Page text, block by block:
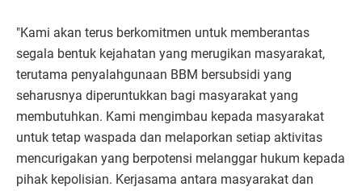
"Kami akan terus berkomitmen untuk memberantas
segala bentuk kejahatan yang merugikan masyarakat,
terutama penyalahgunaan BBM bersubsidi yang
seharusnya diperuntukkan bagi masyarakat yang
membutuhkan. Kami mengimbau kepada masyarakat
untuk tetap waspada dan melaporkan setiap aktivitas
mencurigakan yang berpotensi melanggar hukum kepada
pihak kepolisian. Kerjasama antara masyarakat dan